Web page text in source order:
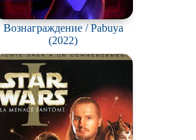
Вознаграждение / Pabuya
(2022)